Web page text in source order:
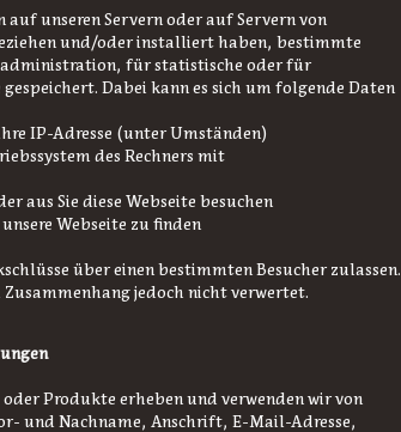
auf unseren Servern oder auf Servern von
und/oder installiert haben, bestimmte
für statistische oder für
Dabei kann es sich um folgende Daten
IP-Adresse (unter Umständen)
des Rechners mit
aus Sie diese Webseite besuchen
Webseite zu finden
über einen bestimmten Besucher zulassen.
Zusammenhang jedoch nicht verwertet.
Produkte erheben und verwenden wir von
und Nachname, Anschrift, E-Mail-Adresse,